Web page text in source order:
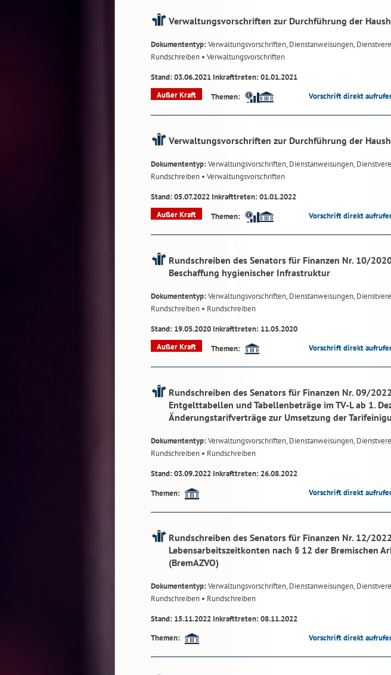
Verwaltungsvorschriften zur Durchführung der
Dokumententyp:Verwaltungsvorschriften, Dienstanweisungen,
Rundschreiben • Verwaltungsvorschriften
Stand: 03.06.2021 Inkrafttreten: 01.01.2021
Außer Kraft
Themen: Vorschrift direkt
Verwaltungsvorschriften zur Durchführung der
Dokumententyp:Verwaltungsvorschriften, Dienstanweisungen,
Rundschreiben • Verwaltungsvorschriften
Stand: 05.07.2022 Inkrafttreten: 01.01.2022
Außer Kraft
Themen: Vorschrift direkt
Rundschreiben des Senators für Finanzen Nr. 10/
Beschaffung hygienischer Infrastruktur
Dokumententyp:Verwaltungsvorschriften, Dienstanweisungen,
Rundschreiben • Rundschreiben
Stand: 19.05.2020 Inkrafttreten: 11.05.2020
Außer Kraft
Themen: Vorschrift direkt
Rundschreiben des Senators für Finanzen Nr. 09/
Entgelttabellen und Tabellenbeträge im TV-L ab 1.
Änderungstarifverträge zur Umsetzung der
Dokumententyp:Verwaltungsvorschriften, Dienstanweisungen,
Rundschreiben • Rundschreiben
Stand: 03.09.2022 Inkrafttreten: 26.08.2022
Themen:
Vorschrift direkt
Rundschreiben des Senators für Finanzen Nr. 12/
Lebensarbeitszeitkonten nach § 12 der Bremischen
(BremAZVO)
Dokumententyp:Verwaltungsvorschriften, Dienstanweisungen,
Rundschreiben • Rundschreiben
Stand: 15.11.2022 Inkrafttreten: 08.11.2022
Themen:
Vorschrift direkt